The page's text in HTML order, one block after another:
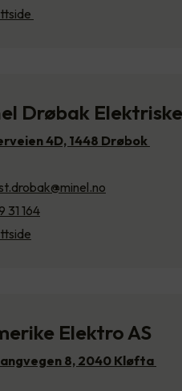
Drøbak
4D, 1448 Drøbok
31 164
Elektro AS
8, 2040 Kløfta